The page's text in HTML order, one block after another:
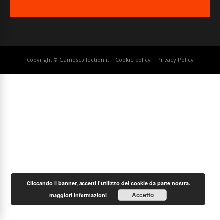
Copyright © Gamescollection.it | Cookie policy | Privacy Policy
Cliccando il banner, accetti l'utilizzo dei cookie da parte nostra.
maggiori informazioni
Accetto